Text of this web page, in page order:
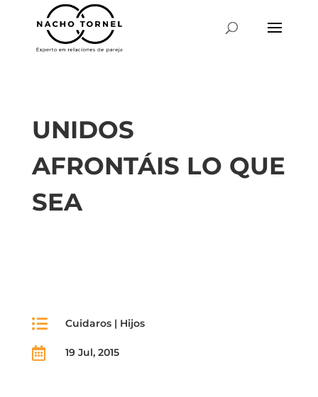
UNIDOS
AFRONTÁIS LO QUE
SEA
 Cuidaros| Hijos
 19 Jul, 2015